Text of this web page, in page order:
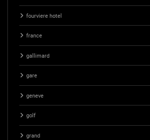
fourviere hotel
france
gallimard
gare
geneve
golf
grand